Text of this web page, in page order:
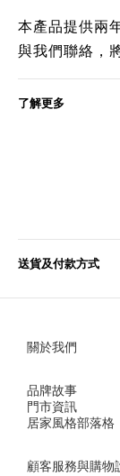
本產品提供兩
與我們聯絡，
了解更多
送貨及付款方式
關於我們
品牌故事
門市資訊
居家風格部落格
顧客服務與購物